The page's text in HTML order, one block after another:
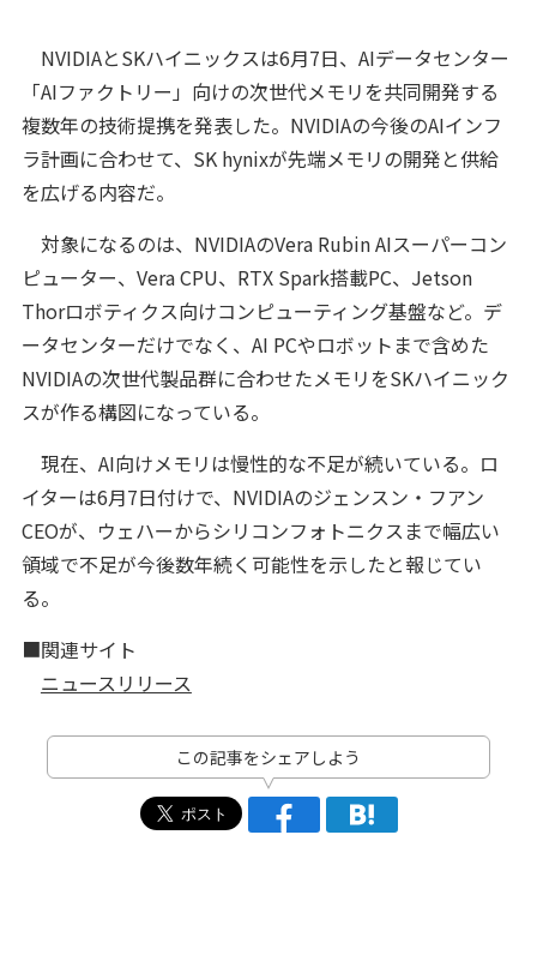
NVIDIAとSKハイニックスは6月7日、AIデータセンター
「AIファクトリー」向けの次世代メモリを共同開発する
複数年の技術提携を発表した。NVIDIAの今後のAIインフ
ラ計画に合わせて、SK hynixが先端メモリの開発と供給
を広げる内容だ。
対象になるのは、NVIDIAのVera Rubin AIスーパーコン
ピューター、Vera CPU、RTX Spark搭載PC、Jetson
Thorロボティクス向けコンピューティング基盤など。デ
ータセンターだけでなく、AI PCやロボットまで含めた
NVIDIAの次世代製品群に合わせたメモリをSKハイニック
スが作る構図になっている。
現在、AI向けメモリは慢性的な不足が続いている。ロ
イターは6月7日付けで、NVIDIAのジェンスン・フアン
CEOが、ウェハーからシリコンフォトニクスまで幅広い
領域で不足が今後数年続く可能性を示したと報じてい
る。
■関連サイト
ニュースリリース
この記事をシェアしよう